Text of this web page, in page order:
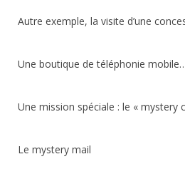
Autre exemple, la visite d’une
Une boutique de
Une mission spéciale :
Le